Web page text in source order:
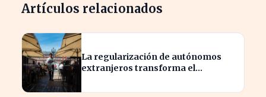
Artículos relacionados
La regularización de autónomos
extranjeros transforma el